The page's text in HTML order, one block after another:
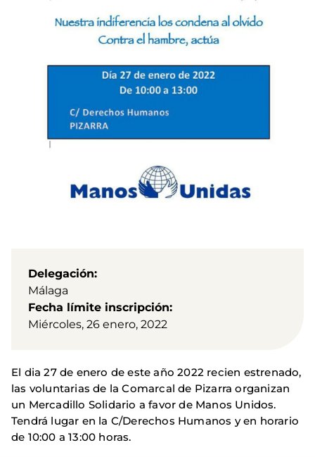
Delegación
Málaga
Fecha límite inscripción
Miércoles, 26 enero, 2022
El dia 27 de enero de este año 2022 recien estrenado,
las voluntarias de la Comarcal de Pizarra organizan
un Mercadillo Solidario a favor de Manos Unidos.
Tendrá lugar en la C/Derechos Humanos y en horario
de 10:00 a 13:00 horas.